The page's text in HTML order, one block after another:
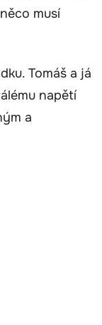
musí
Tomáš a já
napětí
a